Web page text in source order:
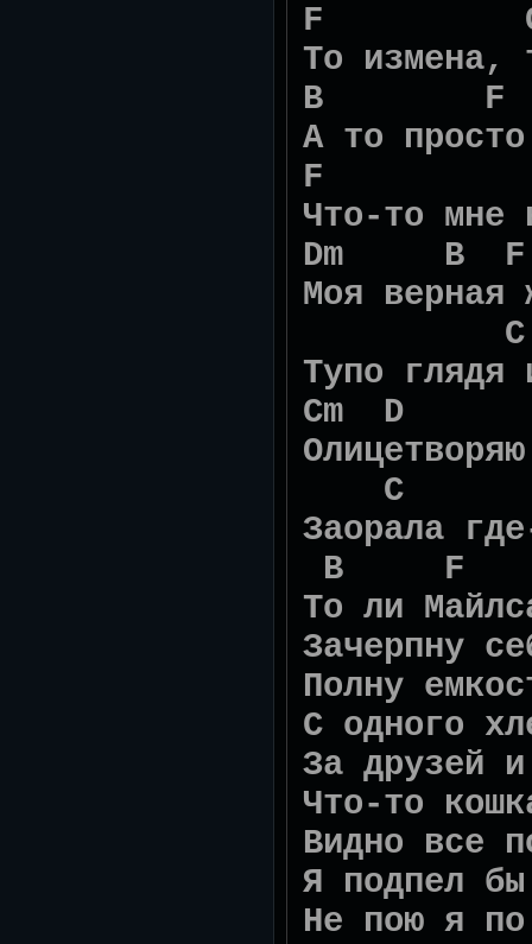
F
То измена,
B F
А то
F
Что-то мне
Dm B F
Моя верная
C
Тупо глядя
Cm D
C
Заорала
B F
То ли
Зачерпну
Полну
С одного
За друзей
Что-то
Видно все
Я подпел
Не пою я